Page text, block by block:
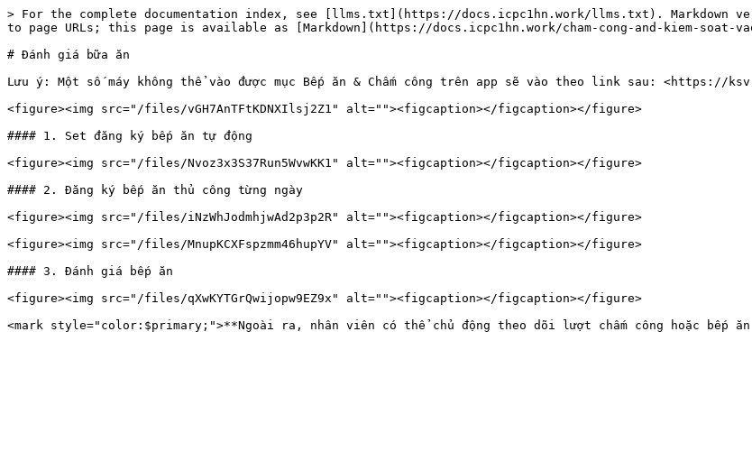
> For the complete documentation index, see [llms.txt](https://docs.icpc1hn.work/llms.txt). Markdown
to page URLs; this page is available as [Markdown](https://docs.icpc1hn.work/cham-cong-and-kiem-soat-
# Đánh giá bữa ăn
Lưu ý: Một số máy không thể vào được mục Bếp ăn & Chấm công trên app sẽ vào theo link sau: <https://
<figure><img src="/files/vGH7AnTFtKDNXIlsj2Z1" alt=""><figcaption></figcaption></figure>
#### 1. Set đăng ký bếp ăn tự động
<figure><img src="/files/Nvoz3x3S37Run5WvwKK1" alt=""><figcaption></figcaption></figure>
#### 2. Đăng ký bếp ăn thủ công từng ngày
<figure><img src="/files/iNzWhJodmhjwAd2p3p2R" alt=""><figcaption></figcaption></figure>
<figure><img src="/files/MnupKCXFspzmm46hupYV" alt=""><figcaption></figcaption></figure>
#### 3. Đánh giá bếp ăn
<figure><img src="/files/qXwKYTGrQwijopw9EZ9x" alt=""><figcaption></figcaption></figure>